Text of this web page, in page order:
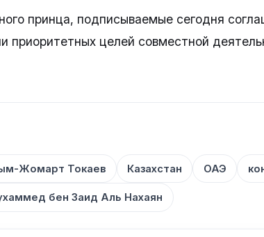
принца, подписываемые сегодня
приоритетных целей совместной
Жомарт Токаев Казахстан ОАЭ
бен Заид Аль Нахаян